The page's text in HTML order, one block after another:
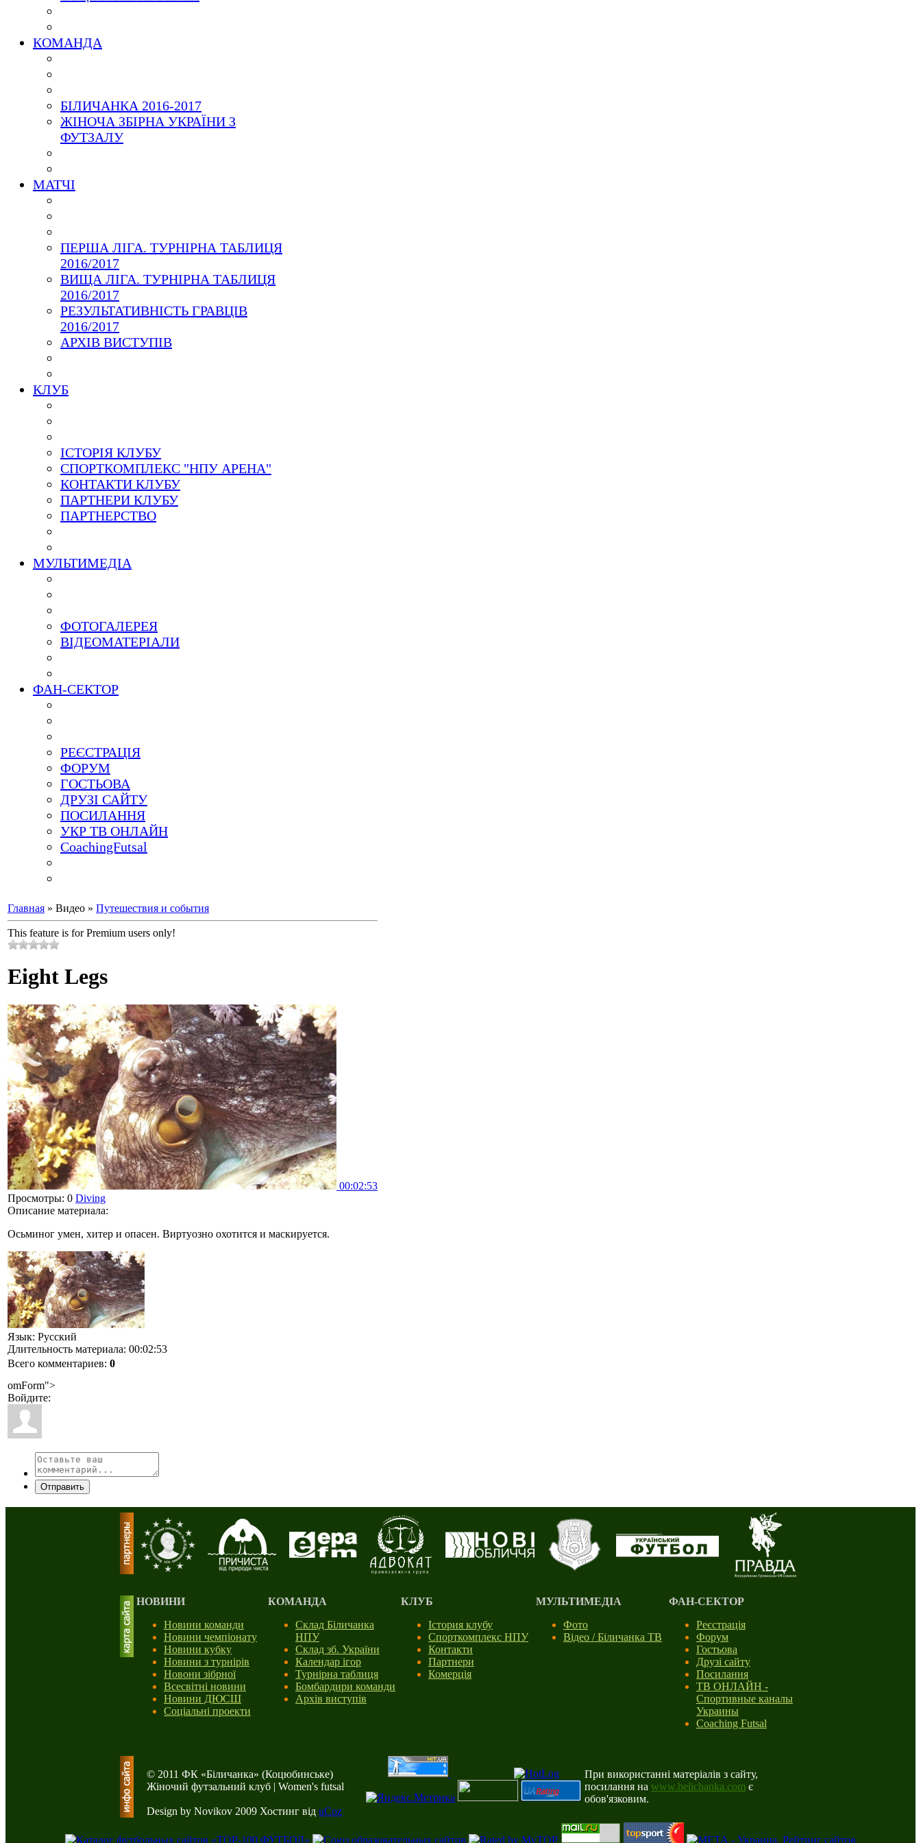
КОМАНДА
БІЛИЧАНКА 2016-2017
ЖІНОЧА ЗБІРНА УКРАЇНИ З
ФУТЗАЛУ
МАТЧІ
ПЕРША ЛІГА. ТУРНІРНА ТАБЛИЦЯ
2016/2017
ВИЩА ЛІГА. ТУРНІРНА ТАБЛИЦЯ
2016/2017
РЕЗУЛЬТАТИВНІСТЬ ГРАВЦІВ
2016/2017
АРХІВ ВИСТУПІВ
КЛУБ
ІСТОРІЯ КЛУБУ
СПОРТКОМПЛЕКС "НПУ АРЕНА"
КОНТАКТИ КЛУБУ
ПАРТНЕРИ КЛУБУ
ПАРТНЕРСТВО
МУЛЬТИМЕДІА
ФОТОГАЛЕРЕЯ
ВІДЕОМАТЕРІАЛИ
ФАН-СЕКТОР
РЕЄСТРАЦІЯ
ФОРУМ
ГОСТЬОВА
ДРУЗІ САЙТУ
ПОСИЛАННЯ
УКР ТВ ОНЛАЙН
CoachingFutsal
Главная » Видео » Путешествия и события
This feature is for Premium users only!
Eight Legs
00:02:53
Просмотры: 0 Diving
Описание материала:
Осьминог умен, хитер и опасен. Виртуозно охотится и маскируется.
Язык: Русский
Длительность материала: 00:02:53
Всего комментариев: 0
omForm">
Войдите:
Отправить
НОВИНИ
Новини команди
Новини чемпіонату
Новини кубку
Новини з турнірів
Новони зібрної
Всесвітні новини
Новини ДЮСШ
Соціальні проекти
КОМАНДА
Склад Біличанка
НПУ
Склад зб. України
Календар ігор
Турнірна таблиця
Бомбардири команди
Архів виступів
КЛУБ
Істория клубу
Спорткомплекс НПУ
Контакти
Партнери
Комерція
МУЛЬТИМЕДІА
Фото
Відео / Біличанка ТВ
ФАН-СЕКТОР
Реєстрація
Форум
Гостьова
Друзі сайту
Посилання
ТВ ОНЛАЙН -
Спортивные каналы
Украины
Coaching Futsal
© 2011 ФК «Біличанка» (Коцюбинське)
Жіночий футзальний клуб | Women's futsal
Design by Novikov 2009 Хостинг від uCoz
При використанні матеріалів з сайту,
посилання на www.belichanka.com є
обов'язковим.